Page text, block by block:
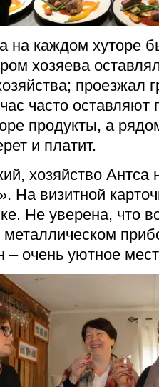
на каждом хуторе
хозяева
проезжал
часто оставляют
продукты, а
и платит.
хозяйство Антса
На визитной
Не уверена, что
– очень уютное